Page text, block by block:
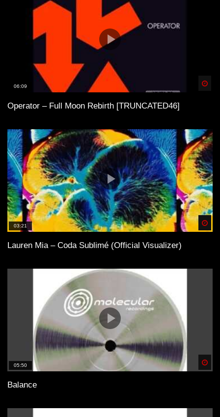
06:09
Operator – Full Moon Rebirth [TRUNCATED46]
03:21
Lauren Mia – Coda Sublimé (Official Visualizer)
05:50
Balance